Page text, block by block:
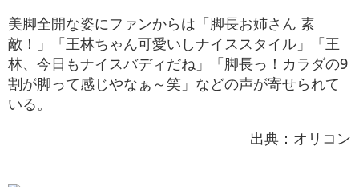
美脚全開な姿にファンからは「脚長お姉さん 素
敵！」「王林ちゃん可愛いしナイススタイル」「王
林、今日もナイスバディだね」「脚長っ！カラダの9
割が脚って感じやなぁ～笑」などの声が寄せられて
いる。
出典：オリコン